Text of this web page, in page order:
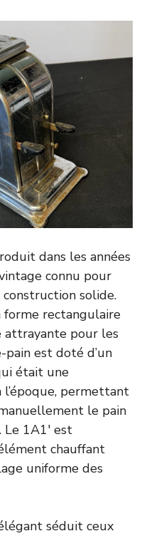
dans les années
connu pour
solide.
forme rectangulaire
attrayante pour les
est doté d’un
était une
permettant
le pain
1A1′ est
chauffant
uniforme des
séduit ceux